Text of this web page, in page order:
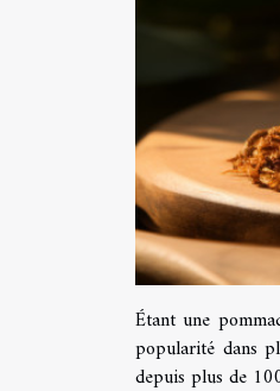
Étant une
popularité dans
depuis plus de